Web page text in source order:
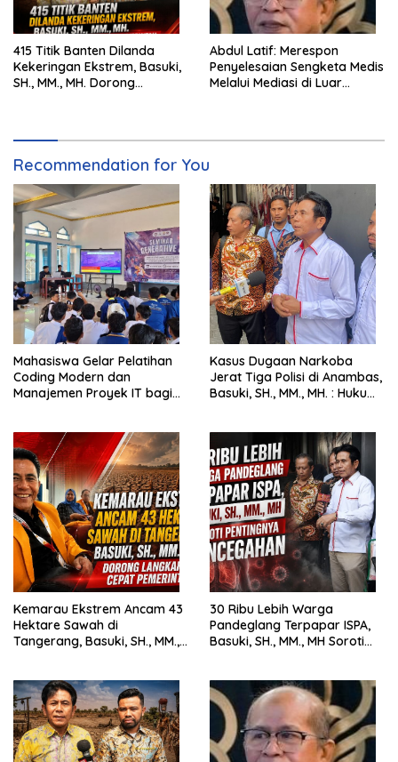
415 Titik Banten Dilanda
Kekeringan Ekstrem, Basuki,
SH., MM., MH. Dorong
Abdul Latif: Merespon
Penyelesaian Sengketa Medis
Melalui Mediasi di Luar
Recommendation for You
Mahasiswa Gelar Pelatihan
Coding Modern dan
Manajemen Proyek IT bagi
Kasus Dugaan Narkoba
Jerat Tiga Polisi di Anambas,
Basuki, SH., MM., MH. : Hukum
Kemarau Ekstrem Ancam 43
Hektare Sawah di
Tangerang, Basuki, SH., MM.,
30 Ribu Lebih Warga
Pandeglang Terpapar ISPA,
Basuki, SH., MM., MH Soroti